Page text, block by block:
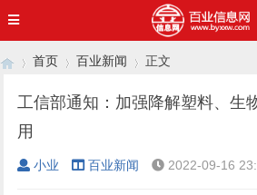
›
首页 百业新闻 正文
工信部通知：加强降解塑料、生
用
小业 百业新闻 2022-09-16